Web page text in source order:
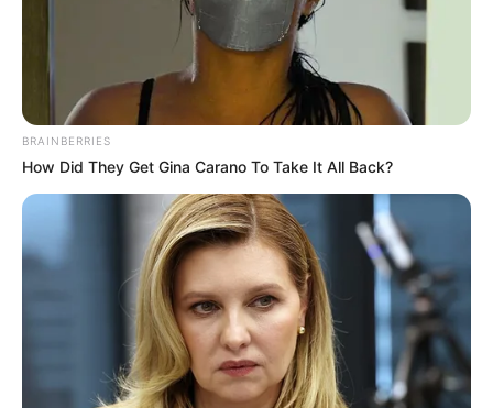
BRAINBERRIES
How Did They Get Gina Carano To Take It All Back?